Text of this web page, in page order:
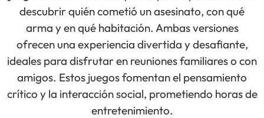
descubrir quién cometió un asesinato, con qué
arma y en qué habitación. Ambas versiones
ofrecen una experiencia divertida y desafiante,
ideales para disfrutar en reuniones familiares o con
amigos. Estos juegos fomentan el pensamiento
crítico y la interacción social, prometiendo horas de
entretenimiento.